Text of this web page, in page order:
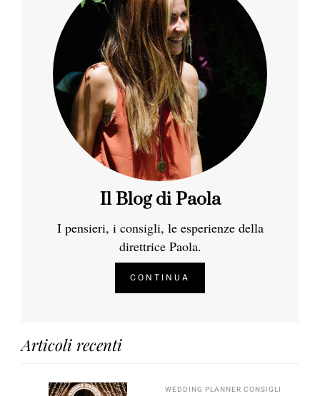
Il Blog di Paola
I pensieri, i consigli, le esperienze della
direttrice Paola.
CONTINUA
Articoli recenti
WEDDING PLANNER CONSIGLI